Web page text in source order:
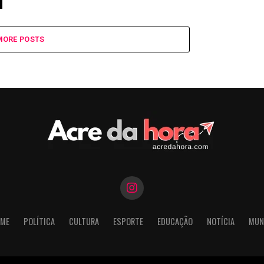
POSTS
POLÍTICA CULTURA ESPORTE EDUCAÇÃO NOTÍCIA